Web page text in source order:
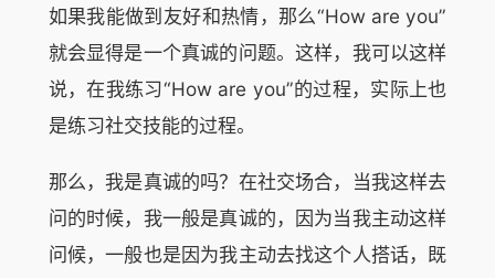
如果我能做到友好和热情，那么“How are you”
就会显得是一个真诚的问题。这样，我可以这样
说，在我练习“How are you”的过程，实际上也
是练习社交技能的过程。
那么，我是真诚的吗？在社交场合，当我这样去
问的时候，我一般是真诚的，因为当我主动这样
问候，一般也是因为我主动去找这个人搭话，既